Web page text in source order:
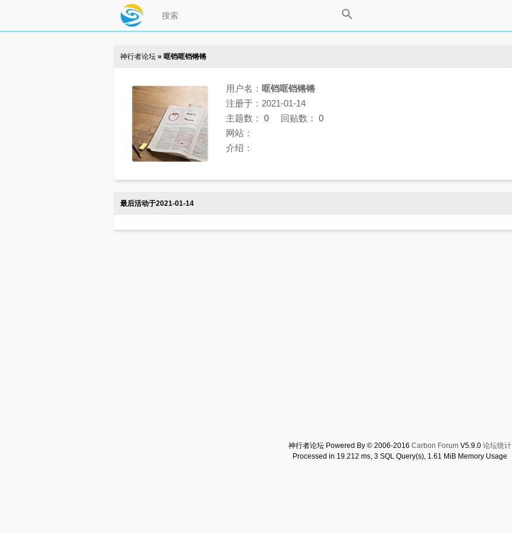
神行者论坛 » 哐铛哐铛锵锵
用户名： 哐铛哐铛锵锵
注册于：2021-01-14
主题数： 0 回贴数： 0
网站：
介绍：
最后活动于2021-01-14
神行者论坛 Powered By © 2006-2016 Carbon ForumV5.9.0 论坛统计
Processed in 19.212 ms, 3 SQL Query(s), 1.61 MiB Memory Usage